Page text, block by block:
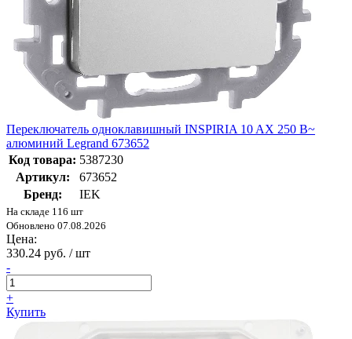
Переключатель одноклавишный INSPIRIA 10 AX 250 В~
алюминий Legrand 673652
Код товара: 5387230
Артикул:
673652
Бренд:
IEK
На складе 116 шт
Обновлено 07.08.2026
Цена:
330.24 руб. / шт
-
+
Купить